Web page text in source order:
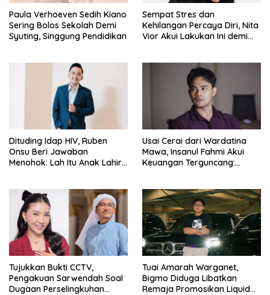
Paula Verhoeven Sedih Kiano
Sering Bolos Sekolah Demi
Syuting, Singgung Pendidikan
Sempat Stres dan
Kehilangan Percaya Diri, Nita
Vior Akui Lakukan Ini demi
Dituding Idap HIV, Ruben
Onsu Beri Jawaban
Menohok: Lah Itu Anak Lahir
Usai Cerai dari Wardatina
Mawa, Insanul Fahmi Akui
Keuangan Terguncang:
Tujukkan Bukti CCTV,
Pengakuan Sarwendah Soal
Dugaan Perselingkuhan
Tuai Amarah Warganet,
Bigmo Diduga Libatkan
Remaja Promosikan Liquid